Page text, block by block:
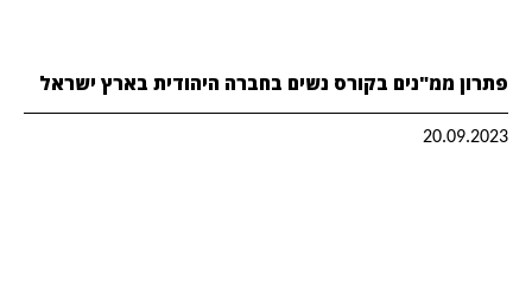
פתרון ממ"נים בקורס נשים בחברה היהודית בארץ ישראל
20.09.2023